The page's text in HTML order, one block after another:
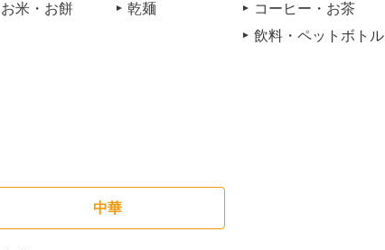
お米・お餅 乾麺
コーヒー・お茶
飲料・ペットボトル
中華